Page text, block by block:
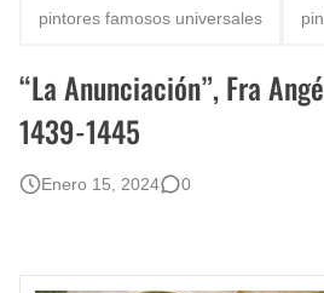
Que significan los cuadros de
pintores famosos universales
“La Anunciación”, Fra
1439-1445
Enero 15, 2024 0